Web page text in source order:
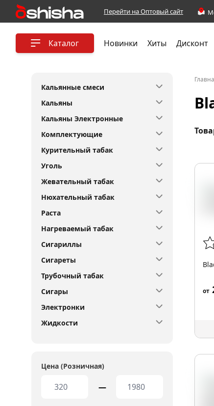
Перейти на Оптовый сайт
Каталог Новинки Хиты Дисконт
Кальянные смеси
Кальяны
Кальяны Электронные
Комплектующие
Курительный табак
Уголь
Жевательный табак
Нюхательный табак
Раста
Нагреваемый табак
Сигариллы
Сигареты
Трубочный табак
Сигары
Электронки
Жидкости
Цена (Розничная)
—
от